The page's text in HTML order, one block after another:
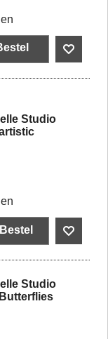
Studio
Bestel
Studio